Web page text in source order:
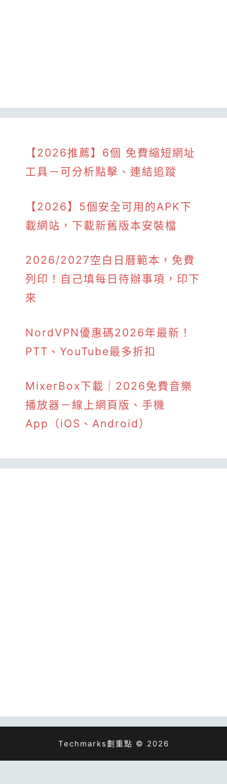
【2026推薦】6個 免費縮短網址
工具－可分析點擊、連結追蹤
【2026】5個安全可用的APK下
載網站，下載新舊版本安裝檔
2026/2027空白日曆範本，免費
列印！自己填每日待辦事項，印下
來
NordVPN優惠碼2026年最新！
PTT、YouTube最多折扣
MixerBox下載｜2026免費音樂
播放器－線上網頁版、手機
App（iOS、Android）
Techmarks劃重點 © 2026